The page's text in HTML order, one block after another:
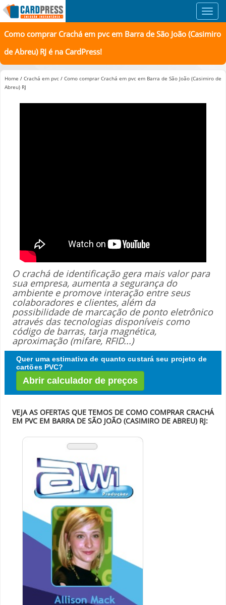
Como comprar Crachá em pvc em Barra de São João (Casimiro
de Abreu) RJ é na CardPress!
Home / Crachá em pvc / Como comprar Crachá em pvc em Barra de São João (Casimiro de
Abreu) RJ
O crachá de identificação gera mais valor para
sua empresa, aumenta a segurança do
ambiente e promove interação entre seus
colaboradores e clientes, além da
possibilidade de marcação de ponto eletrônico
através das tecnologias disponíveis como
código de barras, tarja magnética,
aproximação (mifare, RFID...)
Quer uma estimativa de quanto custará seu projeto de
cartões PVC?
Abrir calculador de preços
VEJA AS OFERTAS QUE TEMOS DE COMO COMPRAR CRACHÁ
EM PVC EM BARRA DE SÃO JOÃO (CASIMIRO DE ABREU) RJ: